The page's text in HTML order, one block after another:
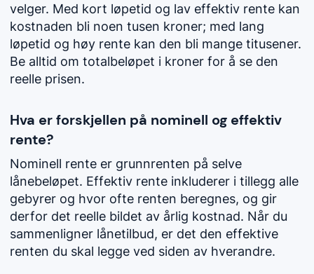
velger. Med kort løpetid og lav effektiv rente kan
kostnaden bli noen tusen kroner; med lang
løpetid og høy rente kan den bli mange titusener.
Be alltid om totalbeløpet i kroner for å se den
reelle prisen.
Hva er forskjellen på nominell og effektiv
rente?
Nominell rente er grunnrenten på selve
lånebeløpet. Effektiv rente inkluderer i tillegg alle
gebyrer og hvor ofte renten beregnes, og gir
derfor det reelle bildet av årlig kostnad. Når du
sammenligner lånetilbud, er det den effektive
renten du skal legge ved siden av hverandre.